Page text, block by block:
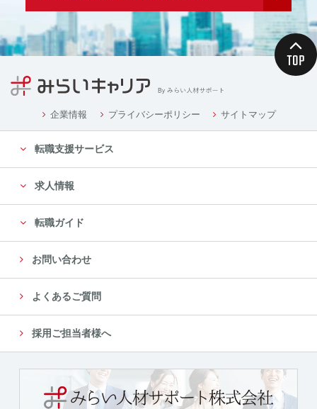
企業情報 プライバシーポリシー サイトマップ
転職支援サービス
求人情報
転職ガイド
お問い合わせ
よくあるご質問
採用ご担当者様へ